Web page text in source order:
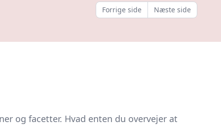
Forrige side Næste side
og facetter. Hvad enten du overvejer at